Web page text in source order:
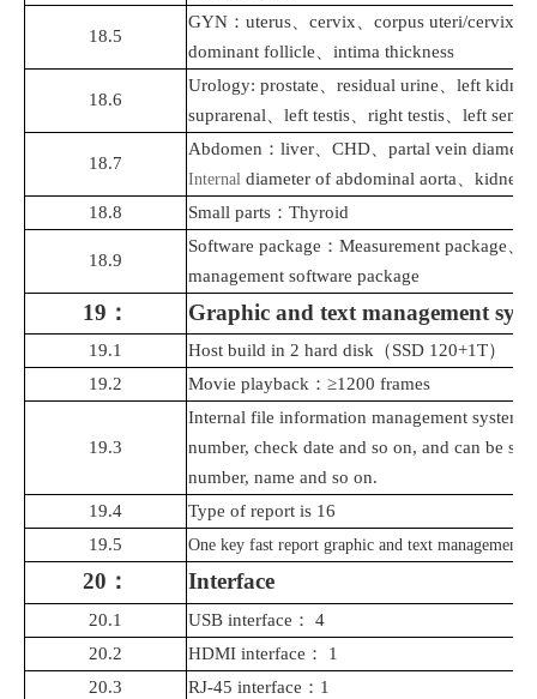
18.5
GYN ： uterus cervix
corpus uteri/cervix
dominant follicle
intima thickness
18.6
Urology: prostate residual urine
left kidney
suprarenal
left testis right testis left
18.7
Abdomen ： liver CHD partal vein diameter
Internal diameter of abdominal aorta
kidney
18.8
Small parts ： Thyroid
18.9
Software package ： Measurement package
management software package
19 ： Graphic and text management
19.1 Host build in 2 hard disk （SSD 120+1T），
19.2
Movie playback ： ≥1200 frames
19.3
Internal file information management system:
number, check date and so on, and can be
number, name and so on.
19.4
Type of report is 16
19.5
One key fast report graphic and text management
20 ： Interface
20.1 USB interface ： 4
20.2
HDMI interface ： 1
20.3
RJ-45 interface ： 1